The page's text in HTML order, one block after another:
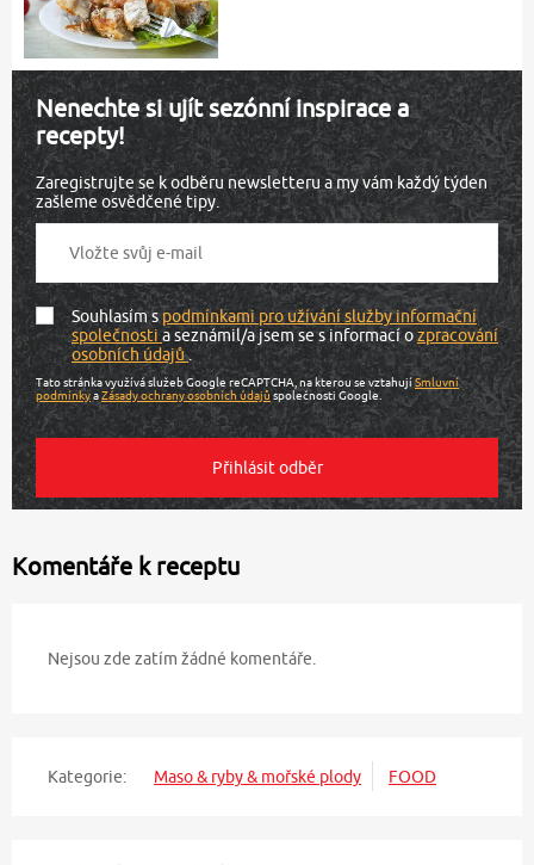
Nenechte si ujít sezónní inspirace a
recepty!
Zaregistrujte se k odběru newsletteru a my vám každý týden
zašleme osvědčené tipy.
Souhlasím spodmínkami pro užívání služby informační
společnostia seznámil/a jsem se s informací ozpracování
osobních údajů.
Tato stránka využívá služeb Google reCAPTCHA, na kterou se vztahujíSmluvní
podmínkyaZásady ochrany osobních údajů společnosti Google.
Komentáře k receptu
Nejsou zde zatím žádné komentáře.
Kategorie: Maso & ryby & mořské plody FOOD